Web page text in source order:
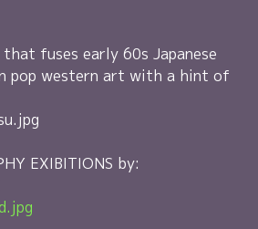
fuses early 60s Japanese
pop western art with a hint of
EXIBITIONS by: